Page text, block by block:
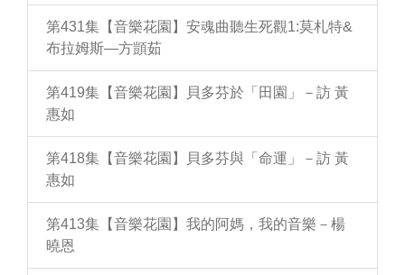
第431集【音樂花園】安魂曲聽生死觀1:莫札特&
布拉姆斯—方顗茹
第419集【音樂花園】貝多芬於「田園」－訪 黃
惠如
第418集【音樂花園】貝多芬與「命運」－訪 黃
惠如
第413集【音樂花園】我的阿媽，我的音樂－楊
曉恩